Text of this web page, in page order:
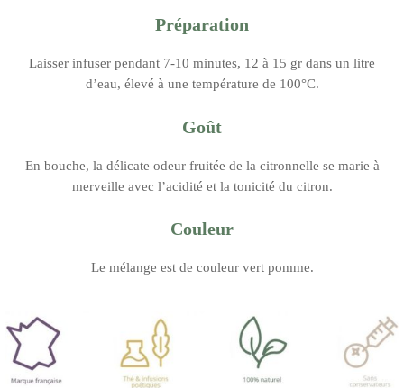
Préparation
Laisser infuser pendant 7-10 minutes, 12 à 15 gr dans un litre
d’eau, élevé à une température de 100°C.
Goût
En bouche, la délicate odeur fruitée de la citronnelle se marie à
merveille avec l’acidité et la tonicité du citron.
Couleur
Le mélange est de couleur vert pomme.